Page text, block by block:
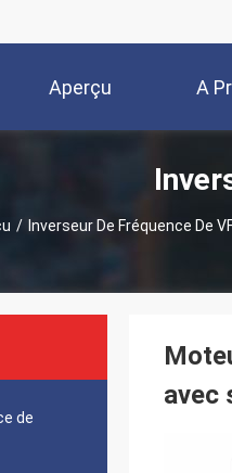
Aperçu A
/ Inverseur De Fréquence De
de
avec